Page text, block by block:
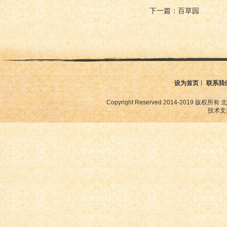
下一篇：百草园
设为首页丨联系我
Copyright Reserved 2014-2019 版权所有
技术